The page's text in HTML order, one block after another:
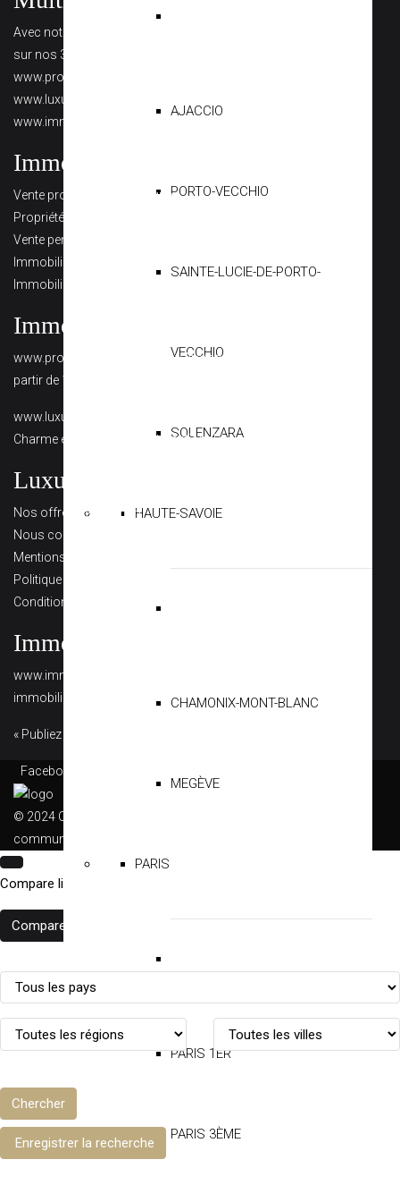
AJACCIO
PORTO-VECCHIO
SAINTE-LUCIE-DE-PORTO-
VECCHIO
SOLENZARA
HAUTE-SAVOIE
CHAMONIX-MONT-BLANC
MEGÈVE
PARIS
PARIS 1ER
PARIS 3ÈME
Avec notre forfait à 360 €/an vos annonces seront dispatchées
sur nos 3 portails et sur les prochains à venir :
www.proprietes-de-luxe.com
www.luxury-realty-collection.com
www.immobilierencorse.com
Immobilier à l’international
Vente propriétés en Espagne
Propriétés Ile Maurice
Vente penthouse États-Unis
Immobilier de Luxe à Dubai
Immobilier de Luxe au Maroc
Immobilier de luxe
www.proprietes-de-luxe.com: L’immobilier despropriétés Luxe à
partir de 1 000 000 €.
www.luxury-realty-collection.com
Charme en France et à l’international à partir de 1 500 000 €.
Luxury Realty Collection
Nos offres de parution
Nous contacter
Mentions légales
Politique de confidentialité
Conditions générales de vente
Immobilier régional
www.immobilierencorse.com
immobilières en Corse.
« Publiez vos annonces sur tous nos portails. Contactez-nous »
Facebook
© 2024 Conception et réalisation KATCOM –
communication.com
Compare listings
Comparer
Chercher
Enregistrer la recherche